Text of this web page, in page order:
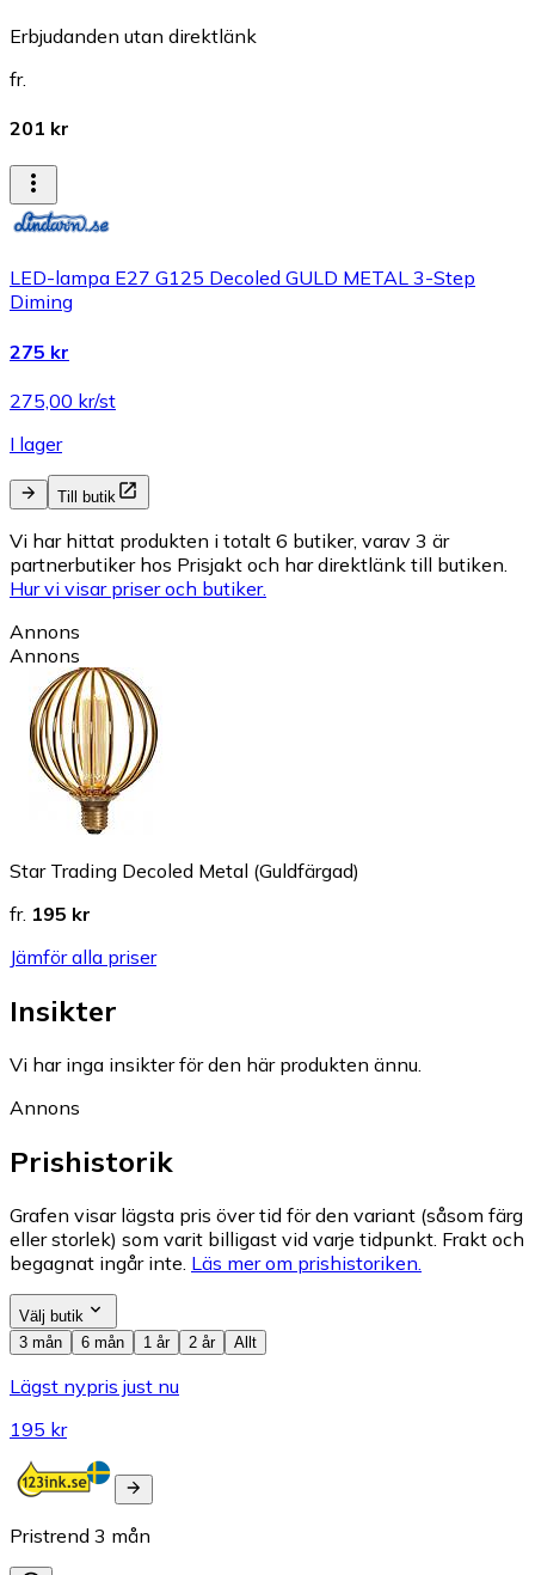
Erbjudanden utan direktlänk
fr.
201 kr
LED-lampa E27 G125 Decoled GULD METAL 3-Step
Diming
275 kr
275,00 kr/st
I lager
Till butik
Vi har hittat produkten i totalt 6 butiker, varav 3 är
partnerbutiker hos Prisjakt och har direktlänk till butiken.
Hur vi visar priser och butiker.
Annons
Annons
Star Trading Decoled Metal (Guldfärgad)
fr. 195 kr
Jämför alla priser
Insikter
Vi har inga insikter för den här produkten ännu.
Annons
Prishistorik
Grafen visar lägsta pris över tid för den variant (såsom färg
eller storlek) som varit billigast vid varje tidpunkt. Frakt och
begagnat ingår inte. Läs mer om prishistoriken.
Välj butik
3 mån
6 mån 1 år 2 år Allt
Lägst nypris just nu
195 kr
Pristrend 3 mån